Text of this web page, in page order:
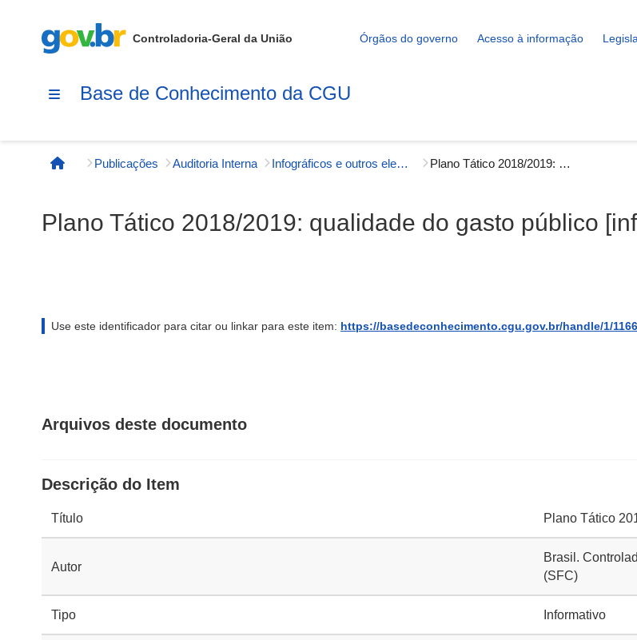
Controladoria-Geral da União Órgãos do governo Acesso à informação
Base de Conhecimento da CGU
Página inicial
Publicações Auditoria Interna Infográficos e outros elementos visuais Plano Tático 2018/2019: qualidade do gasto público [infográfico]
Plano Tático 2018/2019: qualidade do gasto público
Use este identificador para citar ou linkar para este item: https://basedeconhecimento.cgu.gov.br/handle/1/
Arquivos deste documento
Descrição do Item
Título Plano Tático
Autor
Brasil.
(SFC)
Tipo Informativo